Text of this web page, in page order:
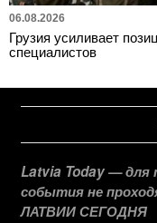
06.08.2026
Грузия усиливает
специалистов
Latvia Today —
события не
ЛАТВИИ СЕГОДНЯ